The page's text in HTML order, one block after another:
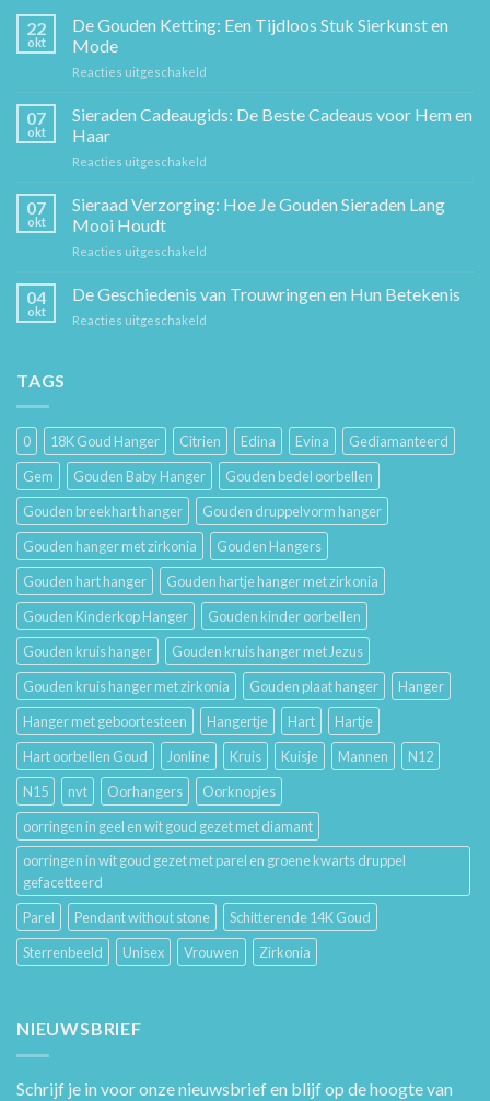
22
okt
De Gouden Ketting: Een Tijdloos Stuk Sierkunst en
Mode
Reacties uitgeschakeld
Gouden
Ketting:
Sierkunst
en
07
okt
Sieraden Cadeaugids: De Beste Cadeaus voor Hem en
Haar
Reacties uitgeschakeld
Cadeaugids:
De
Hem
07
okt
Sieraad Verzorging: Hoe Je Gouden Sieraden Lang
Mooi Houdt
Reacties uitgeschakeld
Verzorging:
Hoe
04
okt
De Geschiedenis van Trouwringen en Hun Betekenis
Reacties uitgeschakeld
Hun
Betekenis
TAGS
0 18K Goud Hanger Citrien Edina Evina
Gediamanteerd
Gem
Gouden Baby Hanger
Gouden bedel oorbellen
Gouden breekhart hanger
Gouden druppelvorm hanger
Gouden hanger met zirkonia
Gouden Hangers
Gouden hart hanger
Gouden hartje hanger met zirkonia
Gouden Kinderkop Hanger
Gouden kinder oorbellen
Gouden kruis hanger
Gouden kruis hanger met Jezus
Gouden kruis hanger met zirkonia
Gouden plaat hanger
Hanger
Hanger met geboortesteen
Hangertje Hart
Hartje
Hart oorbellen Goud
Jonline Kruis Kuisje Mannen
N12
N15
nvt Oorhangers
Oorknopjes
oorringen in geel en wit goud gezet met diamant
oorringen in wit goud gezet met parel en groene kwarts druppel
gefacetteerd
Parel
Pendant without stone
Schitterende 14K Goud
Sterrenbeeld
Unisex Vrouwen Zirkonia
NIEUWSBRIEF
Schrijf je in voor onze nieuwsbrief en blijf op de hoogte van